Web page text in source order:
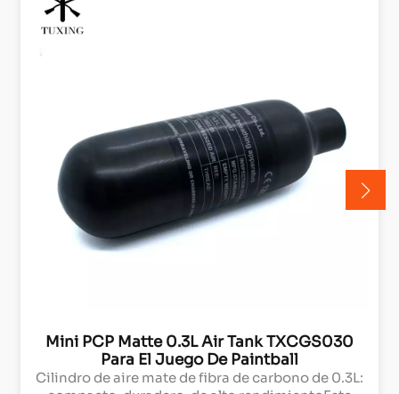
Mini PCP Matte 0.3L Air Tank TXCGS030
Para El Juego De Paintball
Cilindro de aire mate de fibra de carbono de 0.3L: